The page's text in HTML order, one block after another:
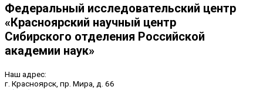
Федеральный исследовательский центр
«Красноярский научный центр
Сибирского отделения Российской
академии наук»
Наш адрес:
г. Красноярск, пр. Мира, д. 66